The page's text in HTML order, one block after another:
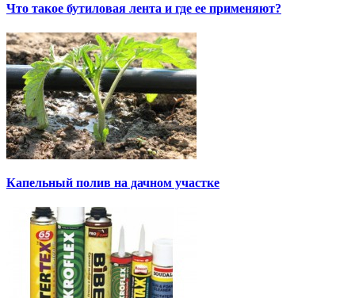
Что такое бутиловая лента и где ее применяют?
Капельный полив на дачном участке